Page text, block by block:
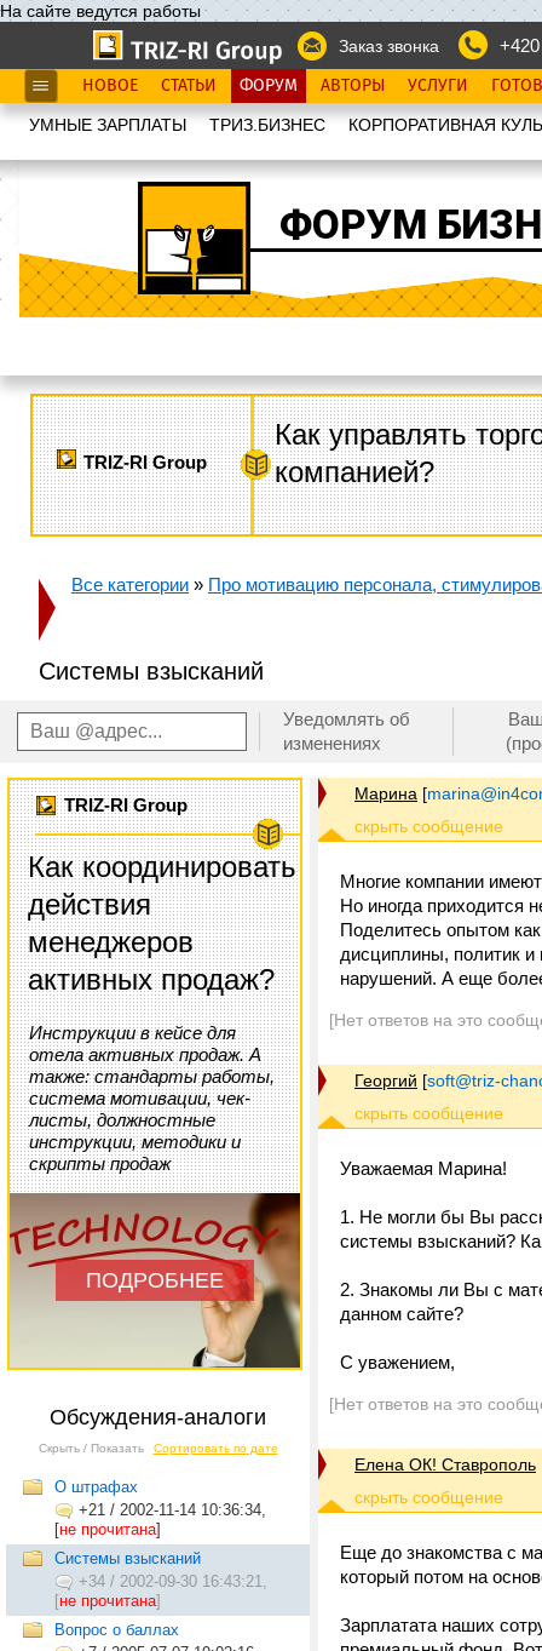
На сайте ведутся работы
Заказ звонка
НОВОЕ СТАТЬИ ФОРУМ АВТОРЫ УСЛУГИ
УМНЫЕ ЗАРПЛАТЫ ТРИЗ.БИЗНЕС КОРПОРАТИВНАЯ
ФОРУМ
TRIZ-RI Group
Как управлять
компанией?
Все категории » Про мотивацию персонала,
Системы взысканий
Уведомлять об
изменениях
TRIZ-RI Group
Как координировать
действия
менеджеров
активных продаж?
Инструкции в кейсе для
отела активных продаж. А
также: стандарты работы,
система мотивации, чек-
листы, должностные
инструкции, методики и
скрипты продаж
ПОДРОБНЕЕ
Обсуждения-аналоги
Скрыть / Показать Сортировать по дате
О штрафах
+21 / 2002-11-14 10:36:34,
[не прочитана]
Системы взысканий
+34 / 2002-09-30 16:43:21,
[не прочитана]
Вопрос о баллах
Марина [
Многие компании
Но иногда приходится
Поделитесь опытом
дисциплины, политик и
нарушений. А еще
[Нет ответов на это
Георгий [soft@triz-
Уважаемая Марина!
1. Не могли бы Вы
системы взысканий?
2. Знакомы ли Вы с
данном сайте?
С уважением,
[Нет ответов на это
Елена ОК! Ставрополь
Еще до знакомства с
который потом на
Зарплатата наших